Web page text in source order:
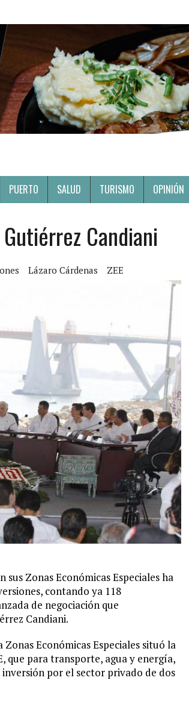
PUERTO SALUD TURISMO OPINIÓN
Candiani
Lázaro Cárdenas ZEE
Zonas Económicas Especiales ha
contando ya 118
de negociación que
Candiani.
Económicas Especiales situó la
que para transporte, agua y energía,
por el sector privado de dos